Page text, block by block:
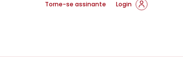
Torne-se assinante Login